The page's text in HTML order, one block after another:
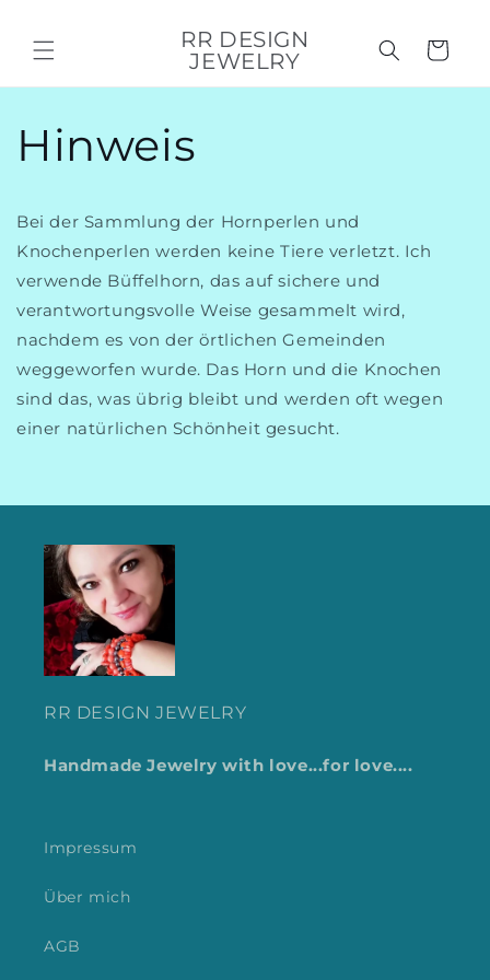
Inhalt
RR DESIGN
JEWELRY
Warenkorb
Hinweis
Bei der Sammlung der Hornperlen und
Knochenperlen werden keine Tiere verletzt. Ich
verwende Büffelhorn, das auf sichere und
verantwortungsvolle Weise gesammelt wird,
nachdem es von der örtlichen Gemeinden
weggeworfen wurde. Das Horn und die Knochen
sind das, was übrig bleibt und werden oft wegen
einer natürlichen Schönheit gesucht.
RR DESIGN JEWELRY
Handmade Jewelry with love...for love....
Impressum
Über mich
AGB